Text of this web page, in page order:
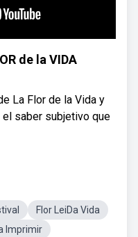
de la VIDA
La Flor de la Vida y
saber subjetivo que
Flor LeiDa Vida
Imprimir